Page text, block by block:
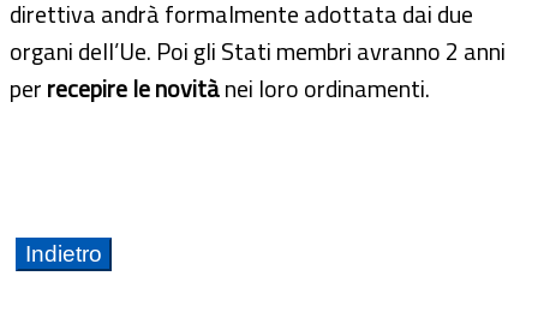
direttiva andrà formalmente adottata dai due
organi dell’Ue. Poi gli Stati membri avranno 2 anni
perrecepire le novitànei loro ordinamenti.